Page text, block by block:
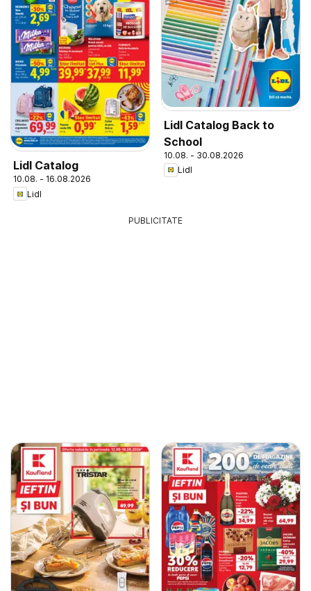
Lidl Catalog
10.08. - 16.08.2026
Lidl
Lidl Catalog Back to
School
10.08. - 30.08.2026
Lidl
PUBLICITATE